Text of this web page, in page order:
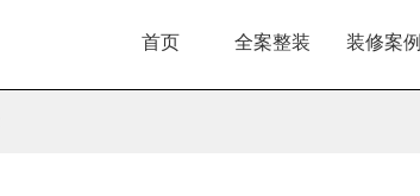
首页 全案整装 装修案例